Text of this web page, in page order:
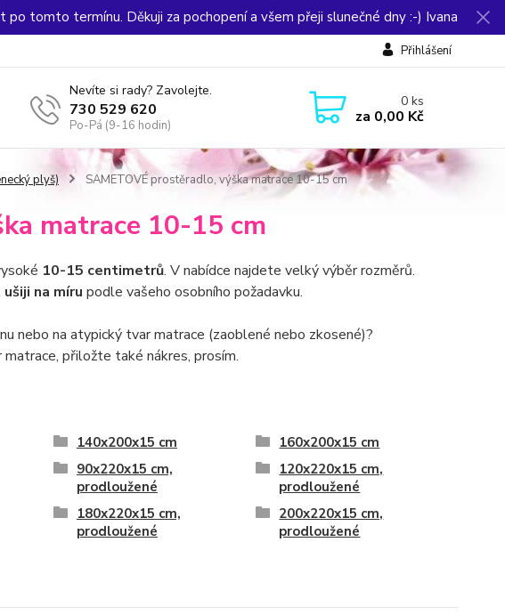
tomto termínu. Děkuji za pochopení a všem přeji slunečné dny :-) Ivana
Přihlášení
Nevíte si rady? Zavolejte.
730 529 620
Po-Pá (9-16 hodin)
0ks
za 0,00 Kč
plyš) SAMETOVÉ prostěradlo, výška matrace 10-15 cm
matrace 10-15 cm
10-15 centimetrů. V nabídce najdete velký výběr rozměrů.
ušiji na míru podle vašeho osobního požadavku.
nebo na atypický tvar matrace (zaoblené nebo zkosené)?
přiložte také nákres, prosím.
140x200x15 cm
160x200x15 cm
90x220x15 cm,
prodloužené
120x220x15 cm,
prodloužené
180x220x15 cm,
prodloužené
200x220x15 cm,
prodloužené